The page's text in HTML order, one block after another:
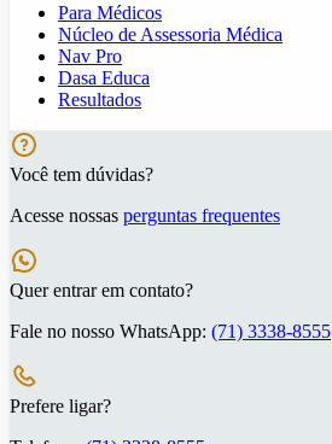
Para Médicos
Núcleo de Assessoria Médica
Nav Pro
Dasa Educa
Resultados
Você tem dúvidas?
Acesse nossas perguntas frequentes
Quer entrar em contato?
Fale no nosso WhatsApp: (71) 3338-8555
Prefere ligar?